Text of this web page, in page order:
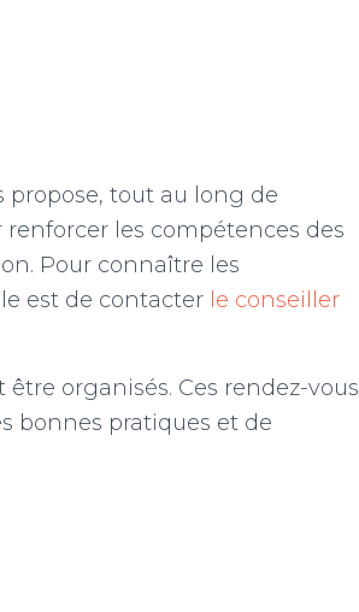
tout au long de
renforcer les compétences des
Pour connaître les
est de contacter le conseiller
organisés. Ces rendez-vous
bonnes pratiques et de